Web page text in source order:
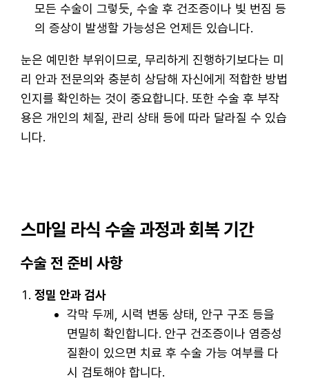
모든 수술이 그렇듯, 수술 후 건조증이나 빛 번짐 등
의 증상이 발생할 가능성은 언제든 있습니다.
눈은 예민한 부위이므로, 무리하게 진행하기보다는 미
리 안과 전문의와 충분히 상담해 자신에게 적합한 방법
인지를 확인하는 것이 중요합니다. 또한 수술 후 부작
용은 개인의 체질, 관리 상태 등에 따라 달라질 수 있습
니다.
스마일 라식 수술 과정과 회복 기간
수술 전 준비 사항
정밀 안과 검사
각막 두께, 시력 변동 상태, 안구 구조 등을
면밀히 확인합니다. 안구 건조증이나 염증성
질환이 있으면 치료 후 수술 가능 여부를 다
시 검토해야 합니다.